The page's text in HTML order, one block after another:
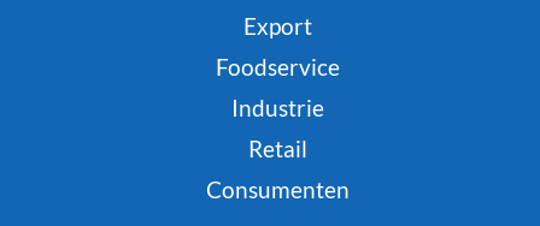
Export
Foodservice
Industrie
Retail
Consumenten